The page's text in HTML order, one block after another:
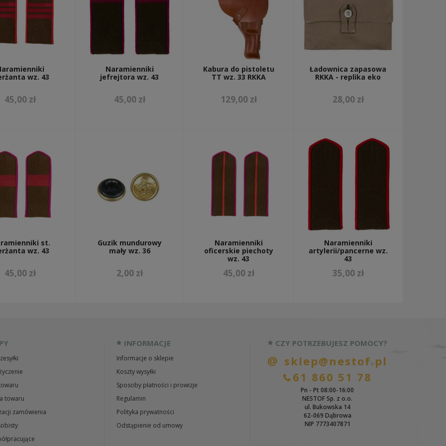
wz. 43
45,00 zł
Naramienniki
jefrejtora wz. 43
45,00 zł
Kabura do pistoletu
TT wz. 33 RKKA
129,00 zł
Ładownica zapasowa
RKKA - replika eko
28,00 zł
st.
wz. 43
45,00 zł
Guzik mundurowy
mały wz. 36
2,00 zł
Naramienniki
oficerskie piechoty
wz. 43
45,00 zł
Naramienniki
artylerii/pancerne wz.
43
35,00 zł
towaru
zamówienia
INFORMACJE
Informacje o sklepie
Koszty wysyłki
Sposoby płatności i prowizje
Regulamin
Polityka prywatności
Odstąpienie od umowy
CZY POTRZEBUJESZ POMOCY?
sklep@nestof.pl
61 860 51 78
Pn - Pt 08:00-16:00
NESTOF Sp. z o.o.
ul. Bukowska 14
62-069 Dąbrowa
NIP 7773407871